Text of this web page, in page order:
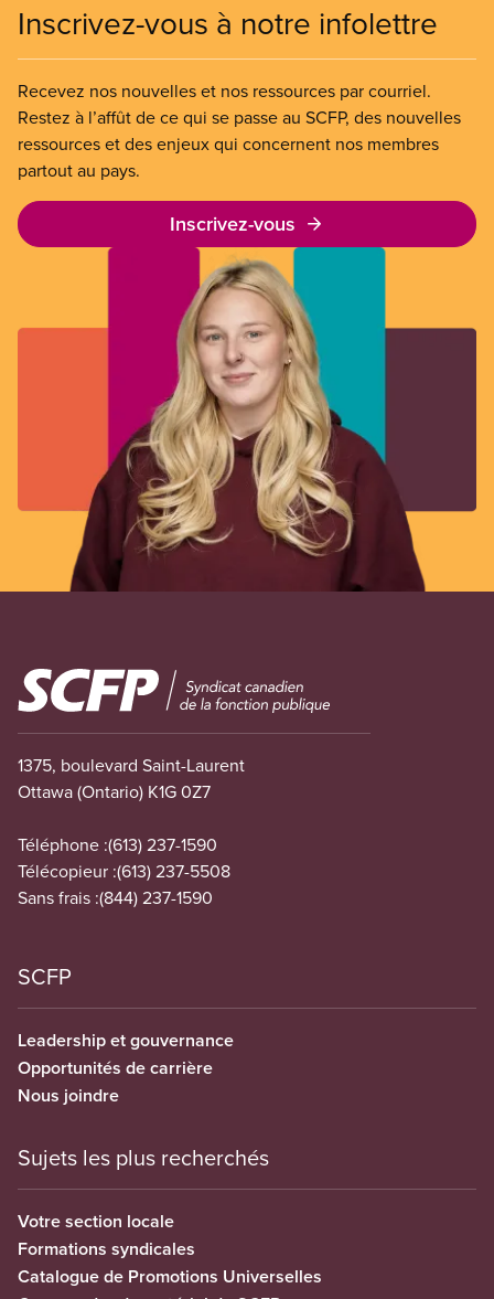
Inscrivez-vous à notre infolettre
Recevez nos nouvelles et nos ressources par courriel.
Restez à l’affût de ce qui se passe au SCFP, des nouvelles
ressources et des enjeux qui concernent nos membres
partout au pays.
Inscrivez-vous
Image
1375, boulevard Saint-Laurent
Ottawa (Ontario) K1G 0Z7
Téléphone :(613) 237-1590
Télécopieur :(613) 237-5508
Sans frais :(844) 237-1590
SCFP
Leadership et gouvernance
Opportunités de carrière
Nous joindre
Sujets les plus recherchés
Votre section locale
Formations syndicales
Catalogue de Promotions Universelles